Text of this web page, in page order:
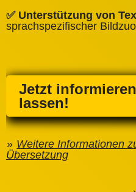
✅ Unterstützung von
sprachspezifischer
Jetzt
lassen!
Weitere Informationen
Übersetzung